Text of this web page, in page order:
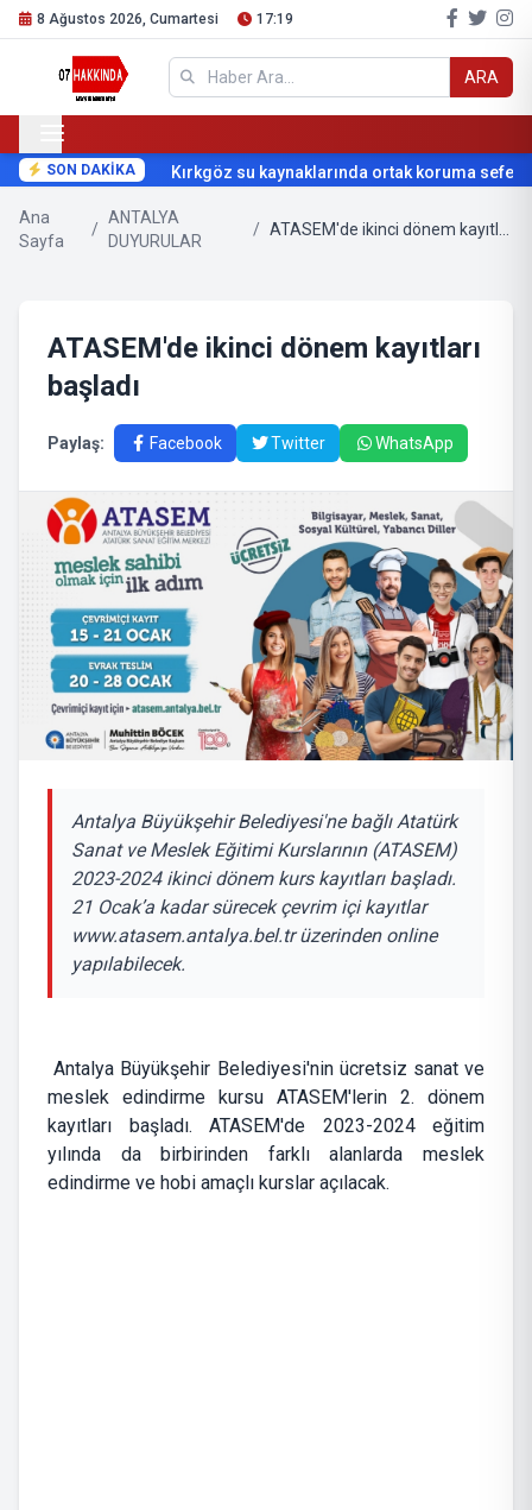
8 Ağustos 2026, Cumartesi 17:19
ARA
SON DAKİKA Kırkgöz su kaynaklarında ortak koruma
Ana
Sayfa
/
ANTALYA
DUYURULAR
/
ATASEM'de ikinci dönem kayıtları
başladı
Paylaş: Facebook Twitter WhatsApp
Antalya Büyükşehir Belediyesi'ne bağlı Atatürk
Sanat ve Meslek Eğitimi Kurslarının (ATASEM)
2023-2024 ikinci dönem kurs kayıtları başladı.
21 Ocak’a kadar sürecek çevrim içi kayıtlar
www.atasem.antalya.bel.tr üzerinden online
yapılabilecek.
Antalya Büyükşehir Belediyesi'nin ücretsiz sanat ve
meslek edindirme kursu ATASEM'lerin 2. dönem
kayıtları başladı. ATASEM'de 2023-2024 eğitim
yılında da birbirinden farklı alanlarda meslek
edindirme ve hobi amaçlı kurslar açılacak.